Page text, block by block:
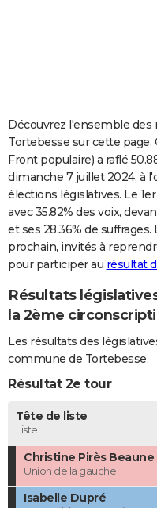
Carte de Noël
Carte Bonne année
Carte Saint-Valentin
Carte Pâques
Carte d'anniversaire
DICTIONNAIRE
Dictionnaire
Biographies
Citations
Expressions
Proverbes
PROGRAMME TV
COPAINS D'AVANT
S'inscrire
Se connecter
Lycées
Collèges
Primaires
Universités
Entreprises
Service militaire
Avis de recherche
AVIS DE DÉCÈS
Découvrez l'ensemble des
Tortebesse sur cette
Front populaire) a raflé
dimanche 7 juillet 2024, à
élections législatives. Le
avec 35.82% des voix,
et ses 28.36% de
prochain, invités à
pour participer au résultat
Résultats
la 2ème
Les résultats des
commune de Tortebesse.
Résultat 2e tour
Tête de liste
Liste
Christine Pirès Beaune
Union de la gauche
Isabelle Dupré